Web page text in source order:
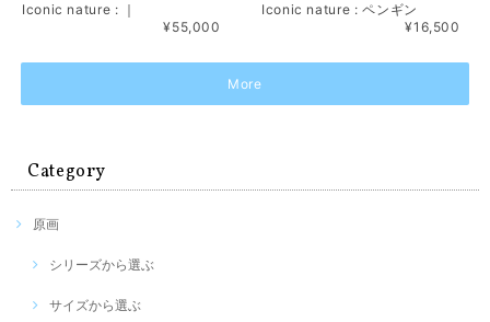
Iconic nature : ｜
¥55,000
Iconic nature : ペンギン
¥16,500
More
Category
原画
シリーズから選ぶ
サイズから選ぶ